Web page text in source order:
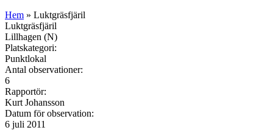
Hem » Luktgräsfjäril
Luktgräsfjäril
Lillhagen (N)
Platskategori:
Punktlokal
Antal observationer:
6
Rapportör:
Kurt Johansson
Datum för observation:
6 juli 2011